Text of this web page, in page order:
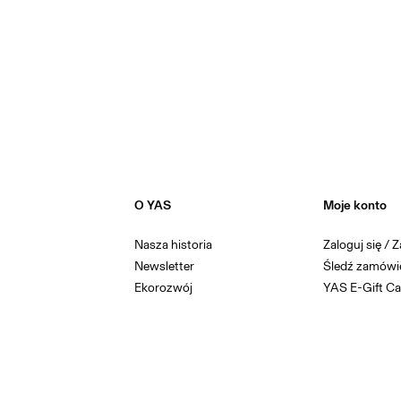
O YAS
Nasza historia
Newsletter
Ekorozwój
Moje konto
Zaloguj się /
Śledź
YAS E-Gift